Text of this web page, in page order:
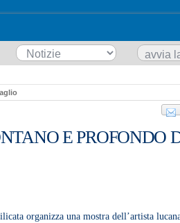
E PROFONDO
organizza una mostra dell’artista